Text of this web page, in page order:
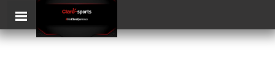
content
ClaroSports